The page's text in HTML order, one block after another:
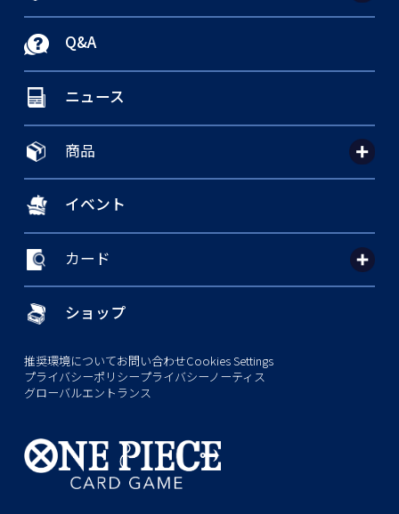
Q&A
ニュース
商品
イベント
カード
ショップ
推奨環境についてお問い合わせCookies Settings
プライバシーポリシープライバシーノーティス
グローバルエントランス